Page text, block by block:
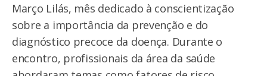
Março Lilás, mês dedicado à conscientização
sobre a importância da prevenção e do
diagnóstico precoce da doença. Durante o
encontro, profissionais da área da saúde